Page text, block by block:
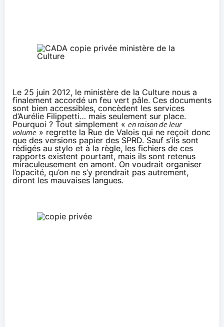
Le 25 juin 2012, le ministère de la Culture nous a
finalement accordé un feu vert pâle. Ces documents
sont bien accessibles, concèdent les services
d’Aurélie Filippetti… mais seulement sur place.
Pourquoi ? Tout simplement « en raison de leur
volume » regrette la Rue de Valois qui ne reçoit donc
que des versions papier des SPRD. Sauf s’ils sont
rédigés au stylo et à la règle, les fichiers de ces
rapports existent pourtant, mais ils sont retenus
miraculeusement en amont. On voudrait organiser
l’opacité, qu’on ne s’y prendrait pas autrement,
diront les mauvaises langues.